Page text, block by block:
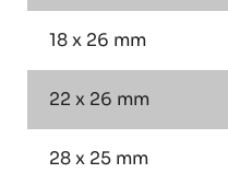
18 x 26 mm
22 x 26 mm
28 x 25 mm